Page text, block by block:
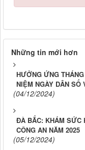
Những tin mới hơn
HƯỞNG ỨNG
NIỆM NGÀY DÂN SỐ
(04/12/2024)
ĐÀ BẮC: KHÁM SỨC
CÔNG AN NĂM 2025
(05/12/2024)